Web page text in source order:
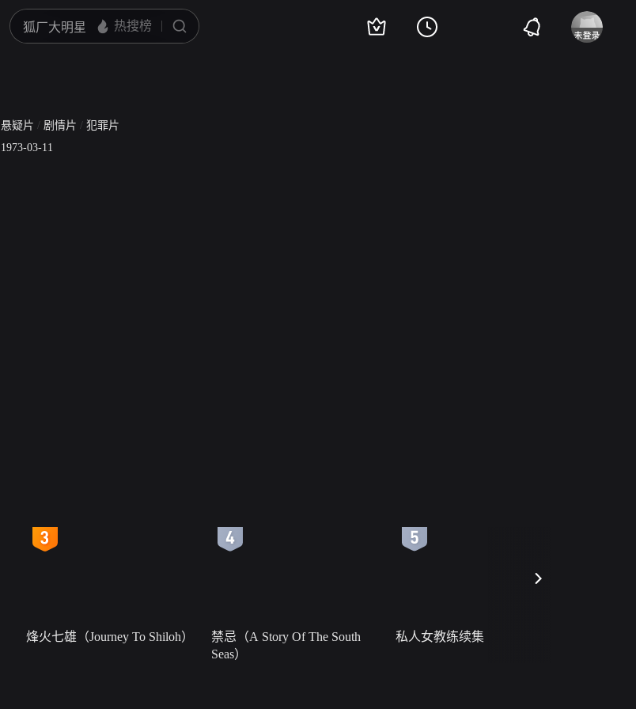
悬疑片 / 剧情片 / 犯罪片
1973-03-11
烽火七雄（Journey To Shiloh）
禁忌（A Story Of The South
Seas）
私人女教练续集